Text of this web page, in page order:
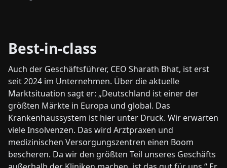
Best-in-class
Auch der Geschäftsführer, CEO Sharath Bhat, ist erst
seit 2024 im Unternehmen. Über die aktuelle
Marktsituation sagt er: „Deutschland ist einer der
größten Märkte in Europa und global. Das
Krankenhaussystem ist hier unter Druck. Wir erwarten
viele Insolvenzen. Das wird Arztpraxen und
medizinischen Versorgungszentren einen Boom
bescheren. Da wir den größten Teil unseres Geschäfts